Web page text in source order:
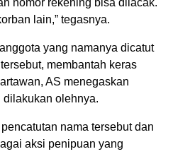
nomor rekening bisa dilacak.
lain,” tegasnya.
yang namanya dicatut
membantah keras
AS menegaskan
dilakukan olehnya.
nama tersebut dan
aksi penipuan yang